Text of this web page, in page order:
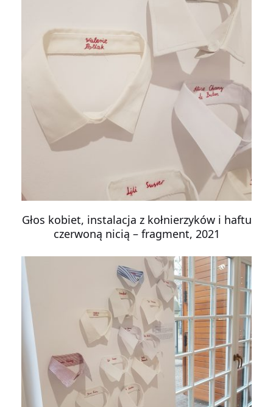
Głos kobiet, instalacja z kołnierzyków i haftu
czerwoną nicią – fragment, 2021